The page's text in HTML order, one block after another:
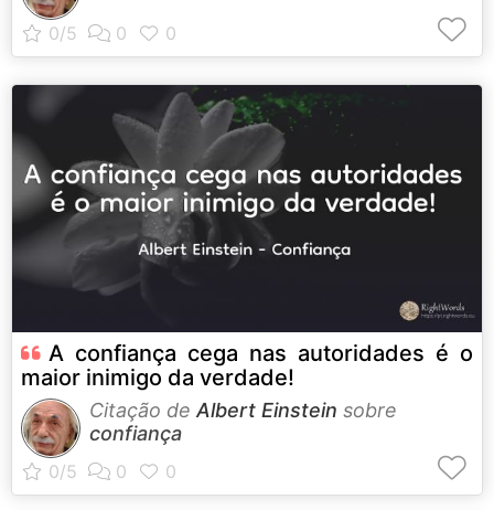
A confiança cega nas autoridades é o
maior inimigo da verdade!
Citação de Albert Einstein sobre
confiança